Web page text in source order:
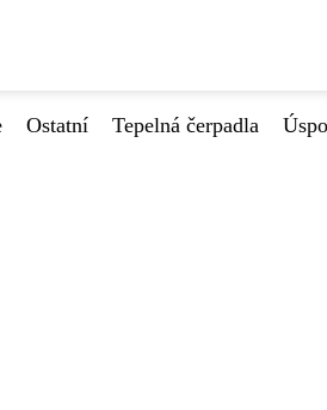
Ostatní Tepelná čerpadla